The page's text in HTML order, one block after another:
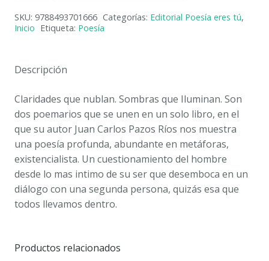
SOMBRAS
Juan
PAZOS
cantidad
SKU: 9788493701666 Categorías: Editorial Poesía eres tú,
Inicio Etiqueta: Poesía
Descripción
Claridades que nublan. Sombras que Iluminan. Son
dos poemarios que se unen en un solo libro, en el
que su autor Juan Carlos Pazos Ríos nos muestra
una poesía profunda, abundante en metáforas,
existencialista. Un cuestionamiento del hombre
desde lo mas intimo de su ser que desemboca en un
diálogo con una segunda persona, quizás esa que
todos llevamos dentro.
Productos relacionados